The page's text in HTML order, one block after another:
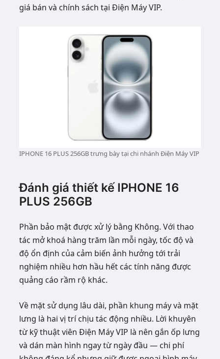
giá bán và chính sách tại Điện Máy VIP.
IPHONE 16 PLUS 256GB trưng bày tại chi nhánh Điện Máy VIP
Đánh giá thiết kế IPHONE 16
PLUS 256GB
Phần bảo mật được xử lý bằng Không. Với thao
tác mở khoá hàng trăm lần mỗi ngày, tốc độ và
độ ổn định của cảm biến ảnh hưởng tới trải
nghiệm nhiều hơn hầu hết các tính năng được
quảng cáo rầm rộ khác.
Về mặt sử dụng lâu dài, phần khung máy và mặt
lưng là hai vị trí chịu tác động nhiều. Lời khuyên
từ kỹ thuật viên Điện Máy VIP là nên gắn ốp lưng
và dán màn hình ngay từ ngày đầu — chi phí